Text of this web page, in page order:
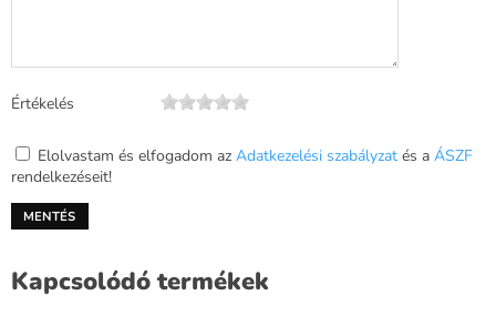
Értékelés
Elolvastam és elfogadom az Adatkezelési szabályzat és a ÁSZF
rendelkezéseit!
Kapcsolódó termékek